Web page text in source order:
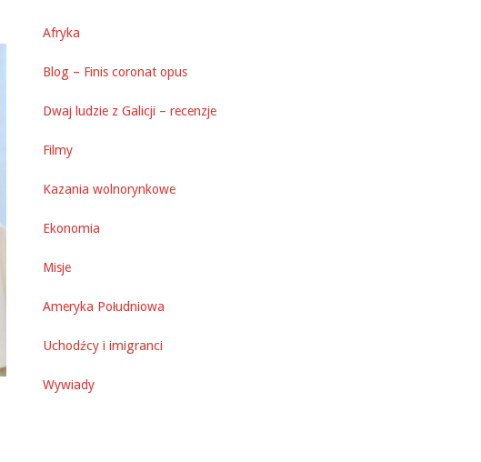
Afryka
Blog – Finis coronat opus
Dwaj ludzie z Galicji – recenzje
Filmy
Kazania wolnorynkowe
Ekonomia
Misje
Ameryka Południowa
Uchodźcy i imigranci
Wywiady